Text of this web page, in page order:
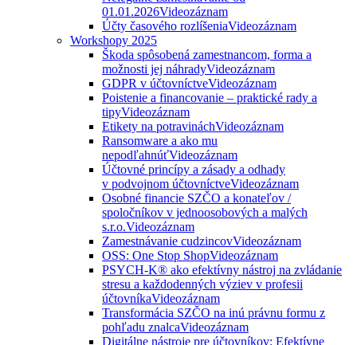
01.01.2026Videozáznam
Účty časového rozlíšeniaVideozáznam
Workshopy 2025
Škoda spôsobená zamestnancom, forma a
možnosti jej náhradyVideozáznam
GDPR v účtovníctveVideozáznam
Poistenie a financovanie – praktické rady a
tipyVideozáznam
Etikety na potravináchVideozáznam
Ransomware a ako mu
nepodľahnúťVideozáznam
Účtovné princípy a zásady a odhady
v podvojnom účtovníctveVideozáznam
Osobné financie SZČO a konateľov /
spoločníkov v jednoosobových a malých
s.r.o.Videozáznam
Zamestnávanie cudzincovVideozáznam
OSS: One Stop ShopVideozáznam
PSYCH-K® ako efektívny nástroj na zvládanie
stresu a každodenných výziev v profesii
účtovníkaVideozáznam
Transformácia SZČO na inú právnu formu z
pohľadu znalcaVideozáznam
Digitálne nástroje pre účtovníkov: Efektívne